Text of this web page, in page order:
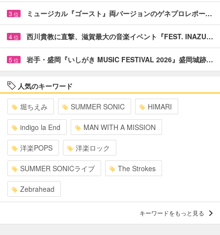
3 位 ミュージカル『ゴースト』両バージョンのゲネプロレポー…
4 位 西川貴教に直撃、滋賀最大の音楽イベント『FEST. INAZU…
5 位 岩手・盛岡『いしがき MUSIC FESTIVAL 2026』盛岡城跡…
人気のキーワード
堀ちえみ SUMMER SONIC HIMARI
indigo la End MAN WITH A MISSION
洋楽POPS 洋楽ロック
SUMMER SONICライブ The Strokes
Zebrahead
キーワードをもっと見る